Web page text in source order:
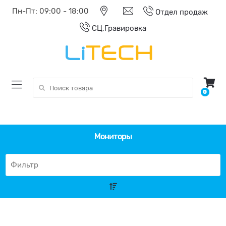
Пн-Пт: 09:00 - 18:00
Отдел продаж
СЦ,Гравировка
Поиск:
0
Мониторы